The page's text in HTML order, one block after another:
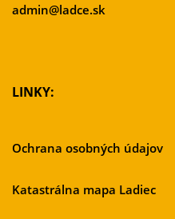
admin@ladce.sk
LINKY:
Ochrana osobných údajov
Katastrálna mapa Ladiec